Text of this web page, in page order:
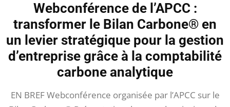
Webconférence de l’APCC :
transformer le Bilan Carbone® en
un levier stratégique pour la gestion
d’entreprise grâce à la comptabilité
carbone analytique
EN BREF Webconférence organisée par l’APCC sur le